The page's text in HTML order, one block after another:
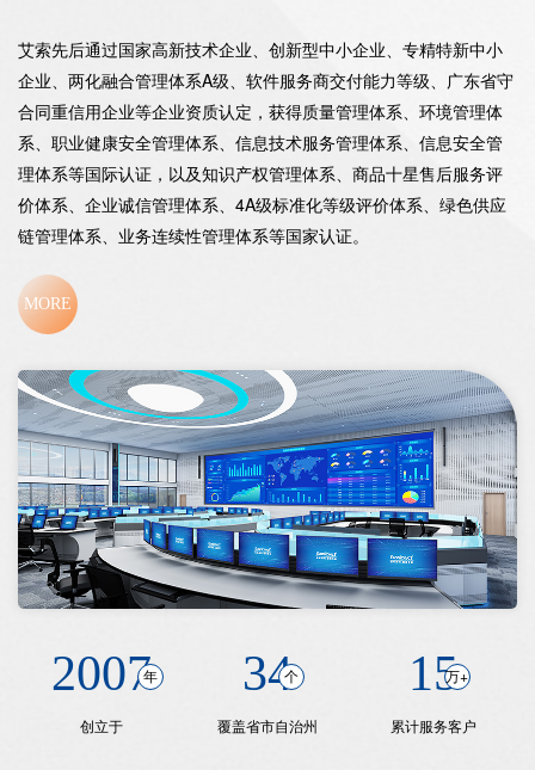
艾索先后通过国家高新技术企业、创新型中小企业、专精特新中小
企业、两化融合管理体系A级、软件服务商交付能力等级、广东省守
合同重信用企业等企业资质认定，获得质量管理体系、环境管理体
系、职业健康安全管理体系、信息技术服务管理体系、信息安全管
理体系等国际认证，以及知识产权管理体系、商品十星售后服务评
价体系、企业诚信管理体系、4A级标准化等级评价体系、绿色供应
链管理体系、业务连续性管理体系等国家认证。
MORE
2007年
创立于
34个
覆盖省市自治州
15万+
累计服务客户